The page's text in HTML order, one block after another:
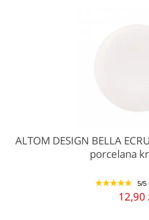
ALTOM DESIGN BELLA
porcelana
1 2 3 4 5 5/5
12,90